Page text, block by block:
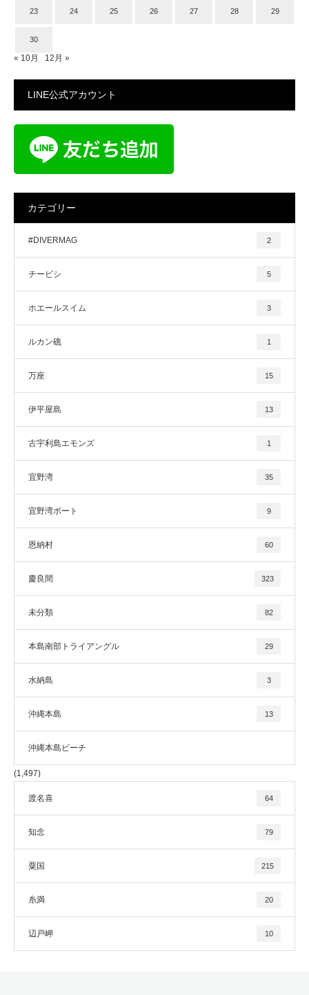
23 24 25 26 27 28 29
30
« 10月 12月 »
LINE公式アカウント
カテゴリー
#DIVERMAG 2
チービシ 5
ホエールスイム 3
ルカン礁 1
万座 15
伊平屋島 13
古宇利島エモンズ 1
宜野湾 35
宜野湾ボート 9
恩納村 60
慶良間 323
未分類 82
本島南部トライアングル 29
水納島 3
沖縄本島 13
沖縄本島ビーチ
(1,497)
渡名喜 64
知念 79
粟国 215
糸満 20
辺戸岬 10